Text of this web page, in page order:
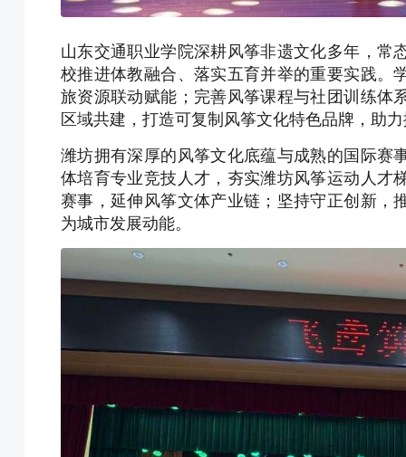
山东交通职业学院深耕风筝非遗文化多年，常
校推进体教融合、落实五育并举的重要实践。
旅资源联动赋能；完善风筝课程与社团训练体
区域共建，打造可复制风筝文化特色品牌，助
潍坊拥有深厚的风筝文化底蕴与成熟的国际赛
体培育专业竞技人才，夯实潍坊风筝运动人才
赛事，延伸风筝文体产业链；坚持守正创新，
为城市发展动能。